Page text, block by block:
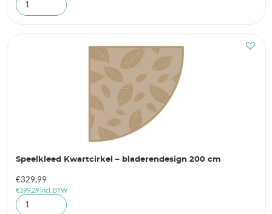
Speelkleed Kwartcirkel – bladerendesign 200 cm
€329,99
€399,29incl. BTW